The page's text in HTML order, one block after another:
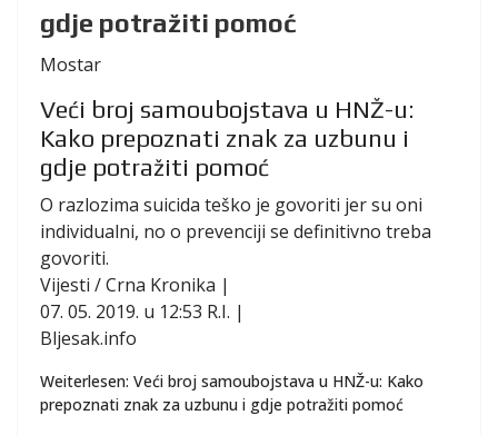
gdje potražiti pomoć
Mostar
Veći broj samoubojstava u HNŽ-u:
Kako prepoznati znak za uzbunu i
gdje potražiti pomoć
O razlozima suicida teško je govoriti jer su oni
individualni, no o prevenciji se definitivno treba
govoriti.
Vijesti / Crna Kronika |
07. 05. 2019. u 12:53 R.I. |
Bljesak.info
Weiterlesen: Veći broj samoubojstava u HNŽ-u: Kako
prepoznati znak za uzbunu i gdje potražiti pomoć